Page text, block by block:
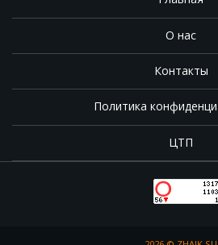
О нас
Контакты
Политика
ЦТП